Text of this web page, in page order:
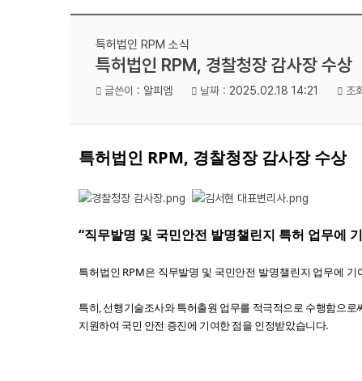
특허법인 RPM 소식
특허법인 RPM, 경찰청장 감사장 수상
글쓴이 : 알피엠 날짜 : 2025.02.18 14:21 조
특허법인 RPM, 경찰청장 감사장 수상
“직무발명 및 국민안전 발명챌린지 특허 업무에
특허법인 RPM은 직무발명 및 국민안전 발명챌린지 업무에
특히,선행기술조사와 특허출원 업무를 적극적으로 수행함으
지원하여 국민 안전 증진에 기여한 점을 인정받았습니다.